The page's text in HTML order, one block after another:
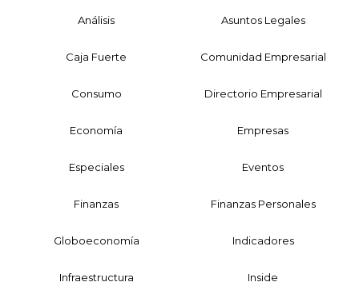
Análisis Asuntos Legales
Caja Fuerte Comunidad Empresarial
Consumo Directorio Empresarial
Economía Empresas
Especiales Eventos
Finanzas Finanzas Personales
Globoeconomía Indicadores
Infraestructura Inside